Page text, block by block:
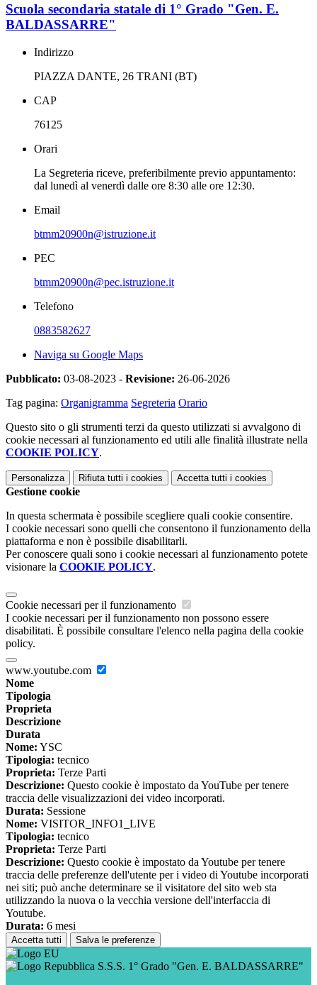
Scuola secondaria statale di 1° Grado "Gen. E.
BALDASSARRE"
Indirizzo
PIAZZA DANTE, 26 TRANI (BT)
CAP
76125
Orari
La Segreteria riceve, preferibilmente previo appuntamento:
dal lunedì al venerdì dalle ore 8:30 alle ore 12:30.
Email
btmm20900n@istruzione.it
PEC
btmm20900n@pec.istruzione.it
Telefono
0883582627
Naviga su Google Maps
Pubblicato: 03-08-2023 - Revisione: 26-06-2026
Tag pagina: Organigramma Segreteria Orario
Questo sito o gli strumenti terzi da questo utilizzati si avvalgono di
cookie necessari al funzionamento ed utili alle finalità illustrate nella
COOKIE POLICY.
Personalizza Rifiuta tutti i cookies Accetta tutti i cookies
Gestione cookie
In questa schermata è possibile scegliere quali cookie consentire.
I cookie necessari sono quelli che consentono il funzionamento della
piattaforma e non è possibile disabilitarli.
Per conoscere quali sono i cookie necessari al funzionamento potete
visionare la COOKIE POLICY.
Cookie necessari per il funzionamento
I cookie necessari per il funzionamento non possono essere
disabilitati. È possibile consultare l'elenco nella pagina della cookie
policy.
www.youtube.com
Nome
Tipologia
Proprieta
Descrizione
Durata
Nome: YSC
Tipologia: tecnico
Proprieta: Terze Parti
Descrizione: Questo cookie è impostato da YouTube per tenere
traccia delle visualizzazioni dei video incorporati.
Durata: Sessione
Nome: VISITOR_INFO1_LIVE
Tipologia: tecnico
Proprieta: Terze Parti
Descrizione: Questo cookie è impostato da Youtube per tenere
traccia delle preferenze dell'utente per i video di Youtube incorporati
nei siti; può anche determinare se il visitatore del sito web sta
utilizzando la nuova o la vecchia versione dell'interfaccia di
Youtube.
Durata: 6 mesi
Accetta tutti Salva le preferenze
S.S.S. 1° Grado "Gen. E. BALDASSARRE"